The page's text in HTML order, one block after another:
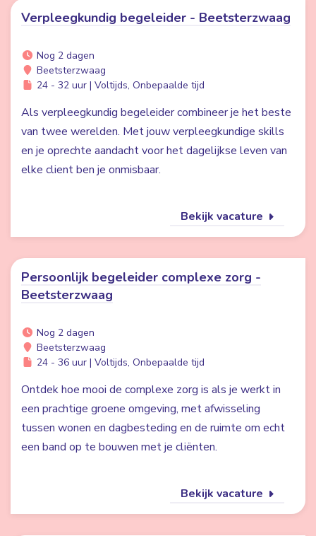
Verpleegkundig begeleider - Beetsterzwaag
Nog 2 dagen
Beetsterzwaag
24 - 32 uur | Voltijds, Onbepaalde tijd
Als verpleegkundig begeleider combineer je het beste
van twee werelden. Met jouw verpleegkundige skills
en je oprechte aandacht voor het dagelijkse leven van
elke client ben je onmisbaar.
Bekijk vacature
Persoonlijk begeleider complexe zorg -
Beetsterzwaag
Nog 2 dagen
Beetsterzwaag
24 - 36 uur | Voltijds, Onbepaalde tijd
Ontdek hoe mooi de complexe zorg is als je werkt in
een prachtige groene omgeving, met afwisseling
tussen wonen en dagbesteding en de ruimte om echt
een band op te bouwen met je cliënten.
Bekijk vacature